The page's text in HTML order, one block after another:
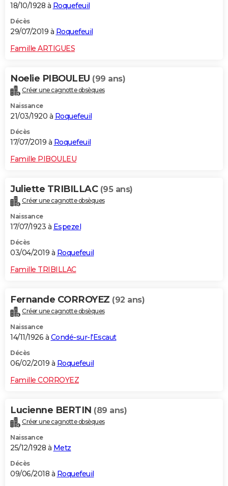
18/10/1928 à Roquefeuil
Décès
29/07/2019 à Roquefeuil
Famille ARTIGUES
Noelie PIBOULEU (99 ans)
Créer une cagnotte obsèques
Naissance
21/03/1920 à Roquefeuil
Décès
17/07/2019 à Roquefeuil
Famille PIBOULEU
Juliette TRIBILLAC (95 ans)
Créer une cagnotte obsèques
Naissance
17/07/1923 à Espezel
Décès
03/04/2019 à Roquefeuil
Famille TRIBILLAC
Fernande CORROYEZ (92 ans)
Créer une cagnotte obsèques
Naissance
14/11/1926 à Condé-sur-l'Escaut
Décès
06/02/2019 à Roquefeuil
Famille CORROYEZ
Lucienne BERTIN (89 ans)
Créer une cagnotte obsèques
Naissance
25/12/1928 à Metz
Décès
09/06/2018 à Roquefeuil